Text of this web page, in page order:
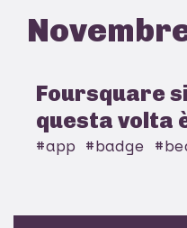
Foursquare
questa volta
#app #badge